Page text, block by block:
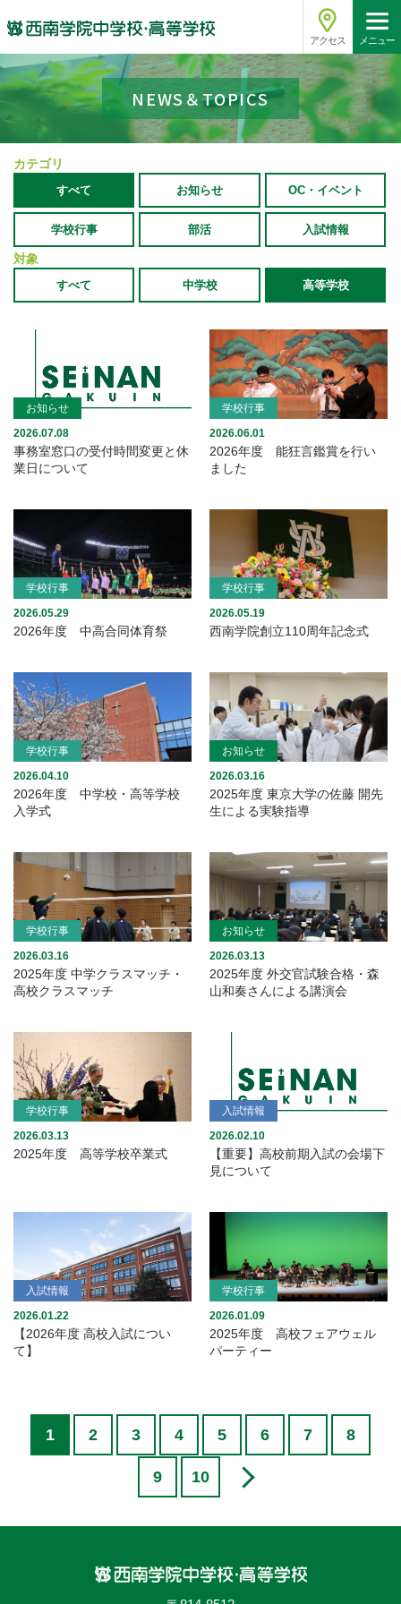
アクセス メニュー
NEWS＆TOPICS
カテゴリ
すべて お知らせ OC・イベント
学校行事 部活 入試情報
対象
すべて 中学校 高等学校
お知らせ
2026.07.08
事務室窓口の受付時間変更と休
業日について
学校行事
2026.06.01
2026年度 能狂言鑑賞を行い
ました
学校行事
2026.05.29
2026年度 中高合同体育祭
学校行事
2026.05.19
西南学院創立110周年記念式
学校行事
2026.04.10
2026年度 中学校・高等学校
入学式
お知らせ
2026.03.16
2025年度 東京大学の佐藤 開先
生による実験指導
学校行事
2026.03.16
2025年度 中学クラスマッチ・
高校クラスマッチ
お知らせ
2026.03.13
2025年度 外交官試験合格・森
山和奏さんによる講演会
学校行事
2026.03.13
2025年度 高等学校卒業式
入試情報
2026.02.10
【重要】高校前期入試の会場下
見について
入試情報
2026.01.22
【2026年度 高校入試につい
て】
学校行事
2026.01.09
2025年度 高校フェアウェル
パーティー
1 2 3 4 5 6 7 8
9 10